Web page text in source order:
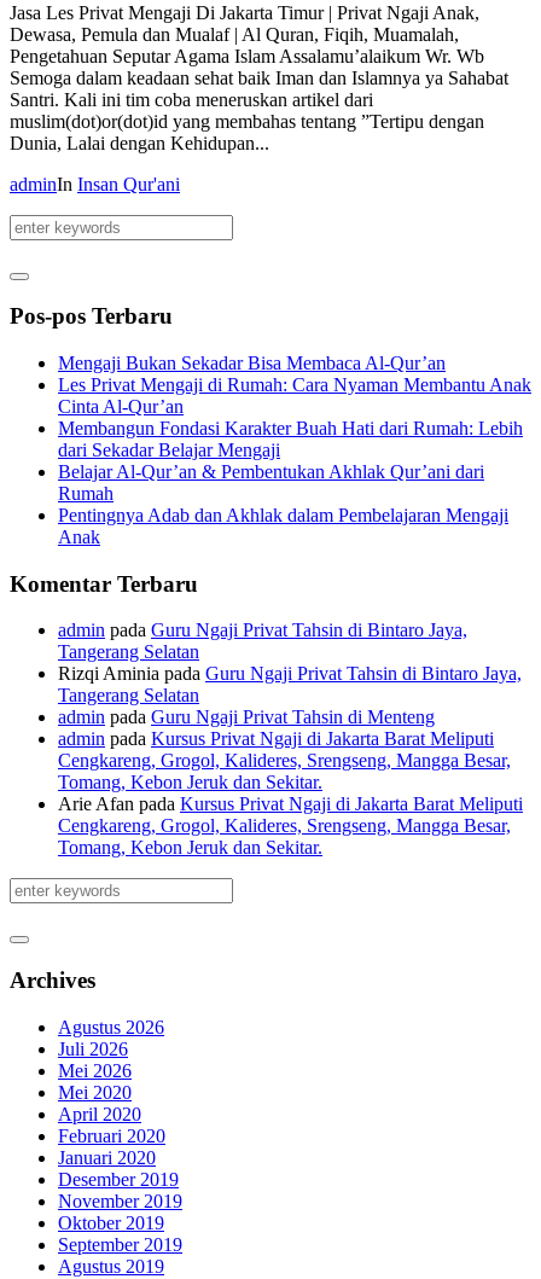
Jasa Les Privat Mengaji Di Jakarta Timur | Privat Ngaji Anak,
Dewasa, Pemula dan Mualaf | Al Quran, Fiqih, Muamalah,
Pengetahuan Seputar Agama Islam Assalamu’alaikum Wr. Wb
Semoga dalam keadaan sehat baik Iman dan Islamnya ya Sahabat
Santri. Kali ini tim coba meneruskan artikel dari
muslim(dot)or(dot)id yang membahas tentang ”Tertipu dengan
Dunia, Lalai dengan Kehidupan...
adminIn Insan Qur'ani
Pos-pos Terbaru
Mengaji Bukan Sekadar Bisa Membaca Al-Qur’an
Les Privat Mengaji di Rumah: Cara Nyaman Membantu Anak
Cinta Al-Qur’an
Membangun Fondasi Karakter Buah Hati dari Rumah: Lebih
dari Sekadar Belajar Mengaji
Belajar Al-Qur’an & Pembentukan Akhlak Qur’ani dari
Rumah
Pentingnya Adab dan Akhlak dalam Pembelajaran Mengaji
Anak
Komentar Terbaru
admin pada Guru Ngaji Privat Tahsin di Bintaro Jaya,
Tangerang Selatan
Rizqi Aminia pada Guru Ngaji Privat Tahsin di Bintaro Jaya,
Tangerang Selatan
admin pada Guru Ngaji Privat Tahsin di Menteng
admin pada Kursus Privat Ngaji di Jakarta Barat Meliputi
Cengkareng, Grogol, Kalideres, Srengseng, Mangga Besar,
Tomang, Kebon Jeruk dan Sekitar.
Arie Afan pada Kursus Privat Ngaji di Jakarta Barat Meliputi
Cengkareng, Grogol, Kalideres, Srengseng, Mangga Besar,
Tomang, Kebon Jeruk dan Sekitar.
Archives
Agustus 2026
Juli 2026
Mei 2026
Mei 2020
April 2020
Februari 2020
Januari 2020
Desember 2019
November 2019
Oktober 2019
September 2019
Agustus 2019